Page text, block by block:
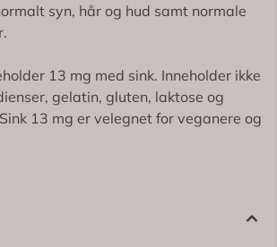
syn, hår og hud samt normale
13 mg med sink. Inneholder ikke
gelatin, gluten, laktose og
13 mg er velegnet for veganere og